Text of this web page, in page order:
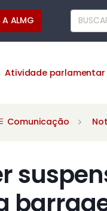
A ALMG
Atividade parlamentar
Comunicação